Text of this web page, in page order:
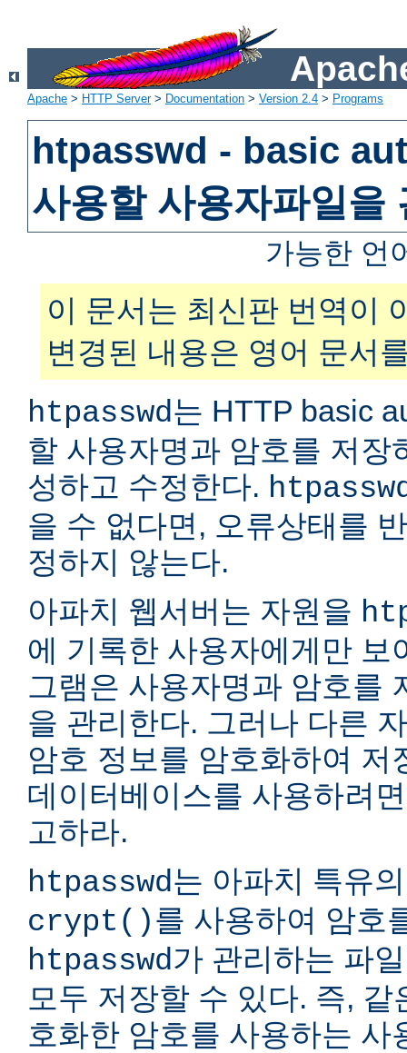
Apache > HTTP Server> Documentation > Version 2.4 > Programs
htpasswd - basic
사용할 사용자파일을
가능한 언
이 문서는 최신판 번역이
변경된 내용은 영어 문서
htpasswd는 HTTP basic
할 사용자명과 암호를 저장
성하고 수정한다.
을 수 없다면, 오류상태를
정하지 않는다.
아파치 웹서버는 자원을
에 기록한 사용자에게만 보
그램은 사용자명과 암호를
을 관리한다. 그러나 다른
암호 정보를 암호화하여 저
데이터베이스를 사용하려
고하라.
htpasswd는 아파치 특유
crypt()를 사용하여 암호
htpasswd가 관리하는 파
모두 저장할 수 있다. 즉,
호화한 암호를 사용하는